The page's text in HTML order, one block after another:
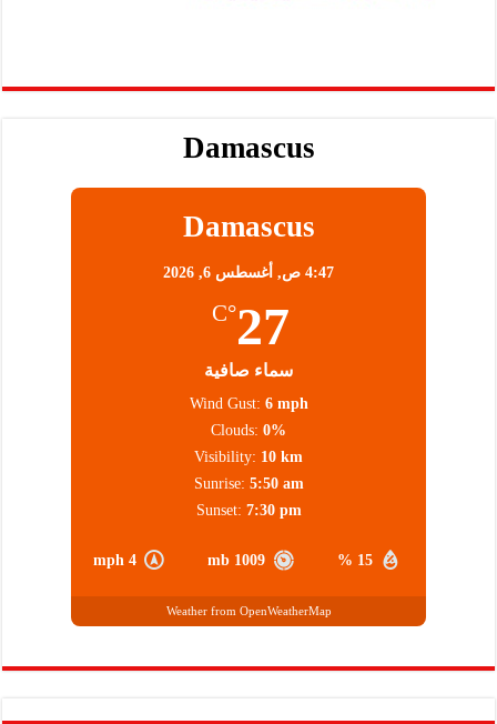
Damascus
Damascus
4:47 ص, أغسطس 6, 2026
27
°C
سماء صافية
15 %
1009 mb
4 mph
Wind Gust: 6 mph
Clouds: 0%
Visibility: 10 km
Sunrise: 5:50 am
Sunset: 7:30 pm
Weather from OpenWeatherMap